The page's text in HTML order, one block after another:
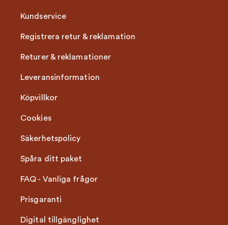
Kundservice
Registrera retur & reklamation
Returer & reklamationer
Leveransinformation
Köpvillkor
Cookies
Säkerhetspolicy
Spåra ditt paket
FAQ - Vanliga frågor
Prisgaranti
Digital tillgänglighet